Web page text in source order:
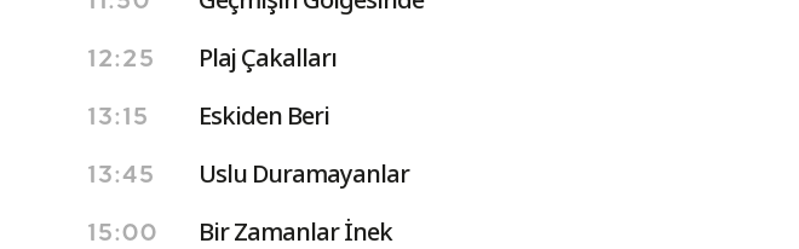
12:25 Plaj Çakalları
13:15 Eskiden Beri
13:45 Uslu Duramayanlar
15:00 Bir Zamanlar İnek